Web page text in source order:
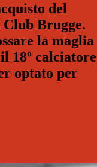
del
Brugge.
la maglia
18º calciatore
optato per